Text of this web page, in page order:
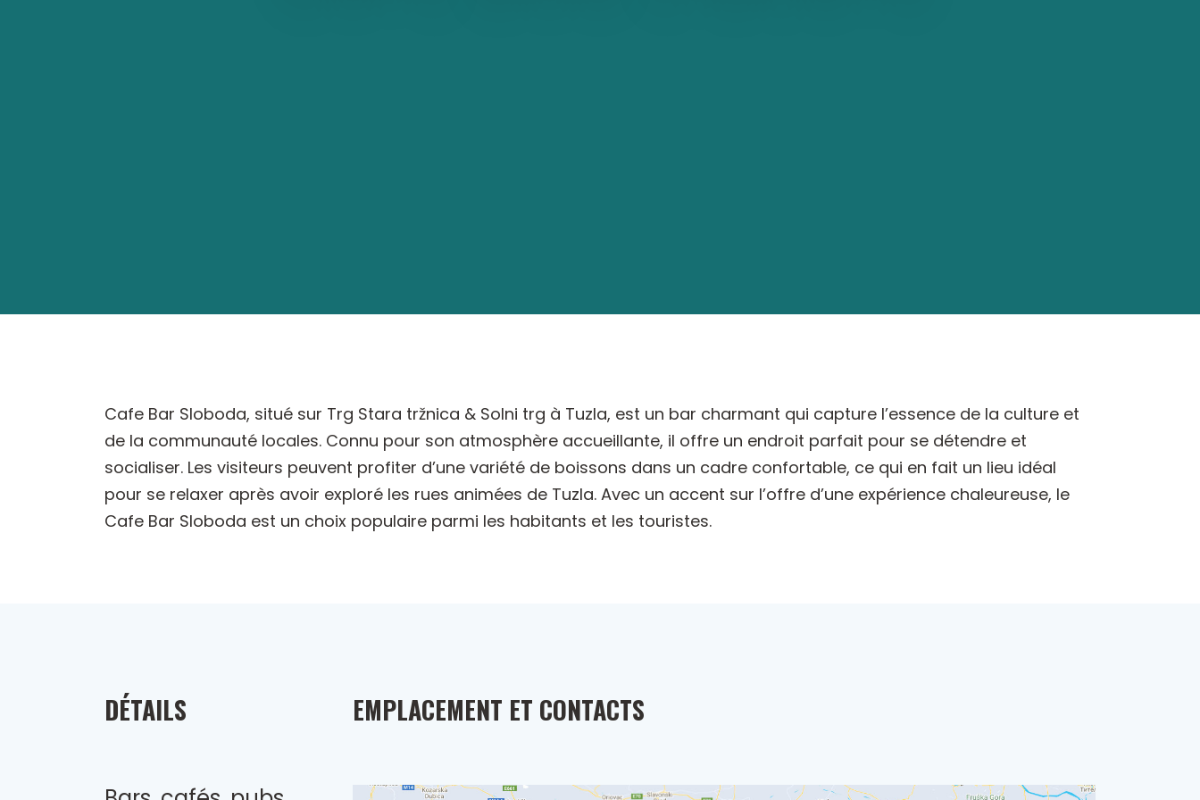
Cafe Bar Sloboda, situé sur Trg Stara tržnica & Solni trg à Tuzla, est un bar charmant qui capture l’essence de la culture et
de la communauté locales. Connu pour son atmosphère accueillante, il offre un endroit parfait pour se détendre et
socialiser. Les visiteurs peuvent profiter d’une variété de boissons dans un cadre confortable, ce qui en fait un lieu idéal
pour se relaxer après avoir exploré les rues animées de Tuzla. Avec un accent sur l’offre d’une expérience chaleureuse, le
Cafe Bar Sloboda est un choix populaire parmi les habitants et les touristes.
DÉTAILS EMPLACEMENT ET CONTACTS